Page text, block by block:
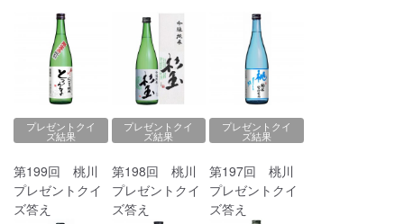
プレゼントクイ
ズ結果
第199回 桃川
プレゼントクイ
ズ答え
プレゼントクイ
ズ結果
第198回 桃川
プレゼントクイ
ズ答え
プレゼントクイ
ズ結果
第197回 桃川
プレゼントクイ
ズ答え